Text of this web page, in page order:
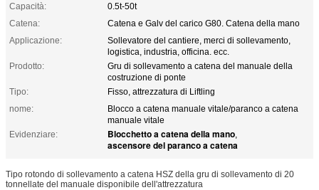
Capacità:
0.5t-50t
Catena:
Catena e Galv del carico G80. Catena della mano
Applicazione:
Sollevatore del cantiere, merci di sollevamento,
logistica, industria, officina. ecc.
Prodotto:
Gru di sollevamento a catena del manuale della
costruzione di ponte
Tipo:
Fisso, attrezzatura di Liftling
nome:
Blocco a catena manuale vitale/paranco a catena
manuale vitale
Evidenziare:
Blocchetto a catena della mano,
ascensore del paranco a catena
Tipo rotondo di sollevamento a catena HSZ della gru di sollevamento di 20
tonnellate del manuale disponibile dell'attrezzatura